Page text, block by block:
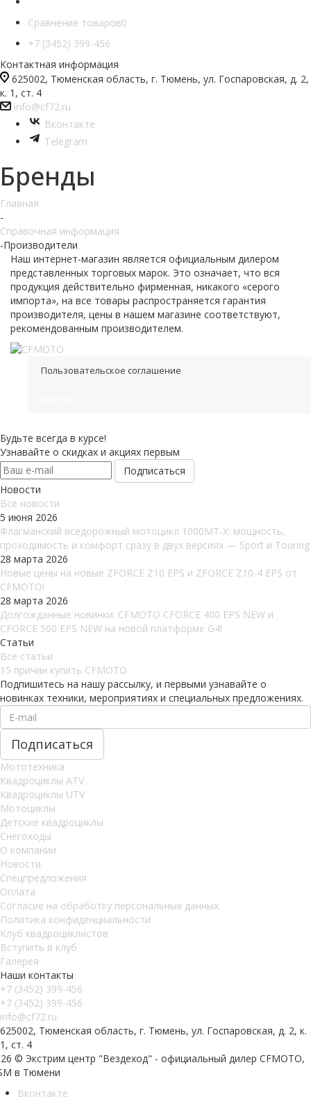
Сравнение товаров0
+7 (3452) 399-456
Контактная информация
625002, Тюменская область, г. Тюмень, ул. Госпаровская, д. 2,
к. 1, ст. 4
info@cf72.ru
Вконтакте
Telegram
Бренды
Главная
-
Справочная информация
-Производители
Наш интернет-магазин является официальным дилером
представленных торговых марок. Это означает, что вся
продукция действительно фирменная, никакого «серого
импорта», на все товары распространяется гарантия
производителя, цены в нашем магазине соответствуют,
рекомендованным производителем.
Пользовательское соглашение
Будьте всегда в курсе!
Узнавайте о скидках и акциях первым
Новости
Все новости
5 июня 2026
Флагманский вседорожный мотоцикл 1000MT-X: мощность,
проходимость и комфорт сразу в двух версиях — Sport и Touring
28 марта 2026
Новые цены на новые ZFORCE Z10 EPS и ZFORCE Z10-4 EPS от
CFMOTO!
28 марта 2026
Долгожданные новинки: CFMOTO CFORCE 400 EPS NEW и
CFORCE 500 EPS NEW на новой платформе G4!
Статьи
Все статьи
15 причин купить CFMOTO
Подпишитесь на нашу рассылку, и первыми узнавайте о
новинках техники, мероприятиях и специальных предложениях.
Мототехника
Квадроциклы ATV
Квадроциклы UTV
Мотоциклы
Детские квадроциклы
Снегоходы
О компании
Новости
Спецпредложения
Оплата
Согласие на обработку персональных данных
Политика конфиденциальности
Клуб квадроциклистов
Вступить в клуб
Галерея
Наши контакты
+7 (3452) 399-456
+7 (3452) 399-456
info@cf72.ru
625002, Тюменская область, г. Тюмень, ул. Госпаровская, д. 2, к.
1, ст. 4
© Экстрим центр "Вездеход" - официальный дилер CFMOTO,
в Тюмени
Вконтакте